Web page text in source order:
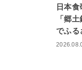
日本食
「郷
でふる